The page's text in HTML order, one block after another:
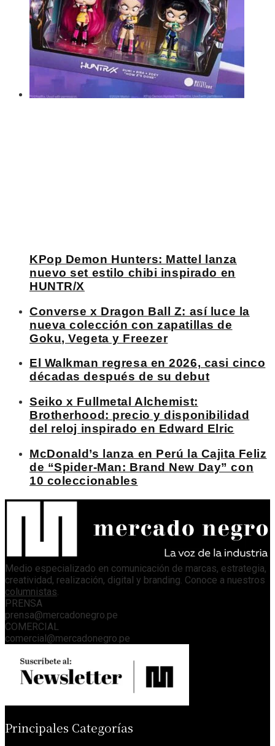
KPop Demon Hunters: Mattel lanza
nuevo set estilo chibi inspirado en
HUNTR/X
Converse x Dragon Ball Z: así luce la
nueva colección con zapatillas de
Goku, Vegeta y Freezer
El Walkman regresa en 2026, casi cinco
décadas después de su debut
Seiko x Fullmetal Alchemist:
Brotherhood: precio y disponibilidad
del reloj inspirado en Edward Elric
McDonald’s lanza en Perú la Cajita Feliz
de “Spider-Man: Brand New Day” con
10 coleccionables
Medio especializado en comunicación de marcas, estrategia,
creatividad, realización, digital y branding. Conoce a nuestros
columnistas
PRENSA
prensa@mercadonegro.pe
COMERCIAL
comercial@mercadonegro.pe
Principales Categorías